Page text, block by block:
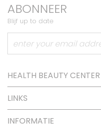
ABONNEER
Blijf up to date
HEALTH BEAUTY
LINKS
INFORMATIE